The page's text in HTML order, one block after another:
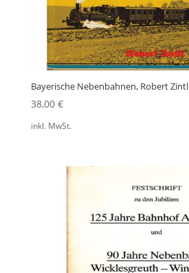
Bayerische Nebenbahnen, Robert Zintl
38,00 €
inkl. MwSt.